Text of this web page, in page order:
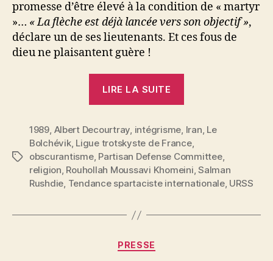
promesse d’être élevé à la condition de « martyr
»… « La flèche est déjà lancée vers son objectif »,
déclare un de ses lieutenants. Et ces fous de
dieu ne plaisantent guère !
LIRE LA SUITE
doivent
être
traduits
et
! »
Étiquettes
1989, Albert Decourtray, intégrisme, Iran, Le
Bolchévik, Ligue trotskyste de France,
obscurantisme, Partisan Defense Committee,
religion, Rouhollah Moussavi Khomeini,Salman
Rushdie, Tendance spartaciste internationale, URSS
Catégories
PRESSE